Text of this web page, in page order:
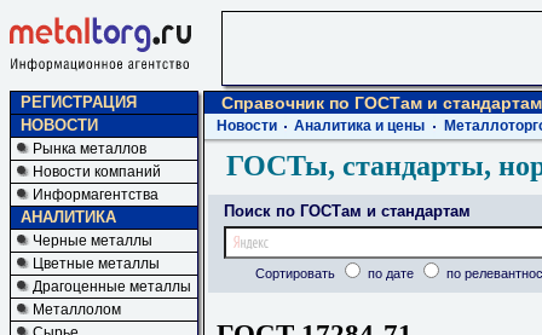
РЕГИСТРАЦИЯ
НОВОСТИ
Рынка металлов
Новости компаний
Информагентства
АНАЛИТИКА
Черные металлы
Цветные металлы
Драгоценные металлы
Металлолом
Справочник по ГОСТам и стандартам
Новости Аналитика и цены
ГОСТы, стандарты,
Поиск по ГОСТам и стандартам
Сортировать по дате по